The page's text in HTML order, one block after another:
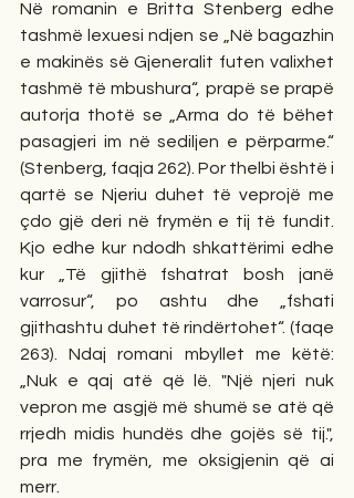
Në romanin e Britta Stenberg edhe
tashmë lexuesi ndjen se „Në bagazhin
e makinës së Gjeneralit futen valixhet
tashmë të mbushura“, prapë se prapë
autorja thotë se „Arma do të bëhet
pasagjeri im në sediljen e përparme.“
(Stenberg, faqja 262). Por thelbi është i
qartë se Njeriu duhet të veprojë me
çdo gjë deri në frymën e tij të fundit.
Kjo edhe kur ndodh shkattërimi edhe
kur „Të gjithë fshatrat bosh janë
varrosur“, po ashtu dhe „fshati
gjithashtu duhet të rindërtohet“. (faqe
263). Ndaj romani mbyllet me këtë:
„Nuk e qaj atë që lë. "Një njeri nuk
vepron me asgjë më shumë se atë që
rrjedh midis hundës dhe gojës së tij.",
pra me frymën, me oksigjenin që ai
merr.